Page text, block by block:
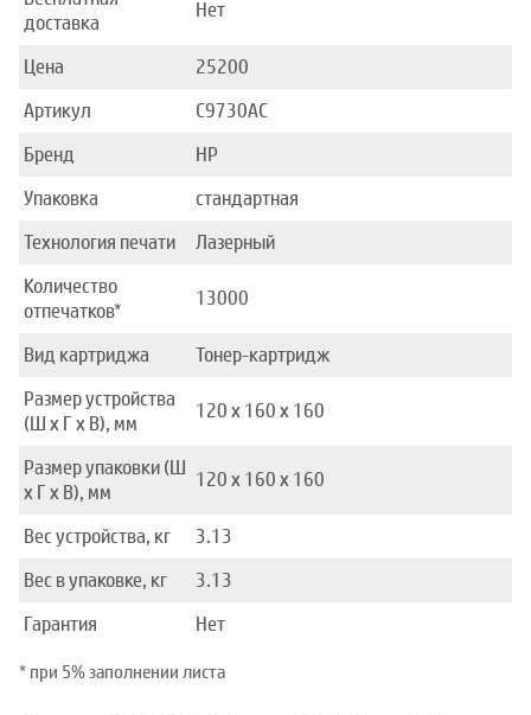
доставка
Нет
Цена
25200
Артикул
C9730AC
Бренд
HP
Упаковка
стандартная
Технология печати
Лазерный
Количество
отпечатков*
13000
Вид картриджа
Тонер-картридж
Размер устройства
(Ш x Г x В), мм
120 x 160 x 160
Размер упаковки (Ш
x Г x В), мм
120 x 160 x 160
Вес устройства, кг
3.13
Вес в упаковке, кг
3.13
Гарантия
Нет
* при 5% заполнении листа